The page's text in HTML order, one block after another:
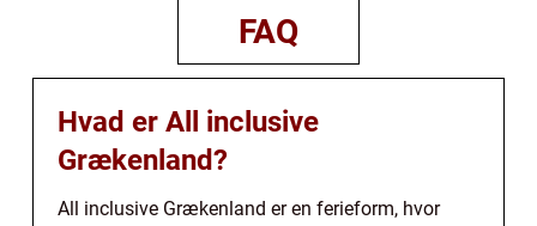
FAQ
Hvad er All inclusive
Grækenland?
All inclusive Grækenland er en ferieform, hvor